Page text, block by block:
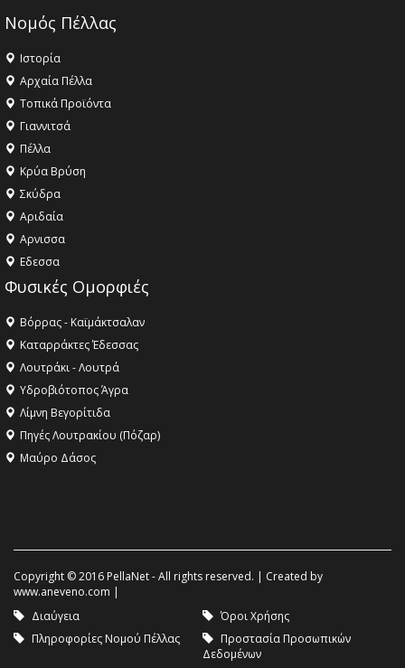
Νομός Πέλλας
Ιστορία
Αρχαία Πέλλα
Τοπικά Προϊόντα
Γιαννιτσά
Πέλλα
Κρύα Βρύση
Σκύδρα
Αριδαία
Aρνισσα
Eδεσσα
Φυσικές Ομορφιές
Βόρρας - Καϊμάκτσαλαν
Καταρράκτες Έδεσσας
Λουτράκι - Λουτρά
Υδροβιότοπος Άγρα
Λίμνη Βεγορίτιδα
Πηγές Λουτρακίου (Πόζαρ)
Μαύρο Δάσος
Copyright © 2016 PellaNet - All rights reserved. | Created by
www.aneveno.com |
Διαύγεια
Όροι Χρήσης
Πληροφορίες Νομού Πέλλας
Προστασία Προσωπικών
Δεδομένων